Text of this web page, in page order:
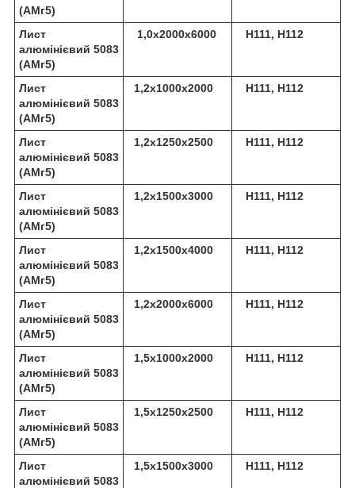
(АМг5)
Лист
алюмінієвий 5083
(АМг5)
1,0х2000х6000 Н111, Н112
Лист
алюмінієвий 5083
(АМг5)
1,2х1000х2000 Н111, Н112
Лист
алюмінієвий 5083
(АМг5)
1,2х1250х2500 Н111, Н112
Лист
алюмінієвий 5083
(АМг5)
1,2х1500х3000 Н111, Н112
Лист
алюмінієвий 5083
(АМг5)
1,2х1500х4000 Н111, Н112
Лист
алюмінієвий 5083
(АМг5)
1,2х2000х6000 Н111, Н112
Лист
алюмінієвий 5083
(АМг5)
1,5х1000х2000 Н111, Н112
Лист
алюмінієвий 5083
(АМг5)
1,5х1250х2500 Н111, Н112
Лист
алюмінієвий 5083
1,5х1500х3000 Н111, Н112